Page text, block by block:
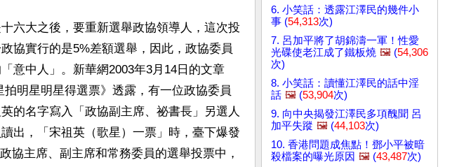
六大之後，要重新選舉政協領導人，這次投
協實行的是5%差額選舉，因此，政協委員
意中人」。新華網2003年3月14日的文章
拍明星明星得選票》透露，有一位政協委員
的名字寫入「政協副主席、祕書長」另選人
出，「宋祖英（歌星）一票」時，臺下爆發
協主席、副主席和常務委員的選舉投票中，
6. 小笑話：透露江澤民的幾件小
事 (54,313次)
7. 呂加平將了胡錦濤一軍！性愛
光碟使老江成了鐵板燒 🖼️ (54,306
次)
8. 小笑話：讀懂江澤民的話中淫
話 🖼️ (53,904次)
9. 向中央揭發江澤民多項醜聞 呂
加平失蹤 🖼️ (44,103次)
10. 香港問題成焦點！鄧小平被暗
殺檔案的曝光原因 🖼️ (43,487次)